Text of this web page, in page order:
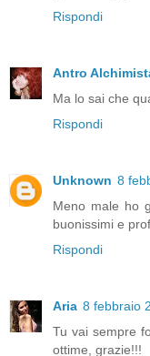
Rispondi
Antro
Ma lo sai che
Rispondi
Unknown 8
Meno male ho
buonissimi e
Rispondi
Aria 8 febbraio
Tu vai sempre
ottime, grazie!!!